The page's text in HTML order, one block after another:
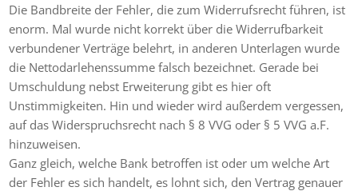
Die Bandbreite der Fehler, die zum Widerrufsrecht führen, ist
enorm. Mal wurde nicht korrekt über die Widerrufbarkeit
verbundener Verträge belehrt, in anderen Unterlagen wurde
die Nettodarlehenssumme falsch bezeichnet. Gerade bei
Umschuldung nebst Erweiterung gibt es hier oft
Unstimmigkeiten. Hin und wieder wird außerdem vergessen,
auf das Widerspruchsrecht nach § 8 VVG oder § 5 VVG a.F.
hinzuweisen.
Ganz gleich, welche Bank betroffen ist oder um welche Art
der Fehler es sich handelt, es lohnt sich, den Vertrag genauer